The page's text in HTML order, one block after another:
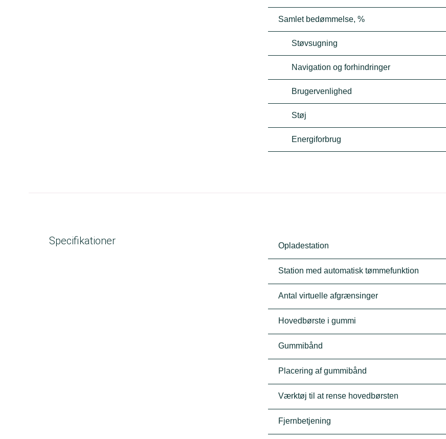
Samlet bedømmelse, %
Støvsugning
Navigation og forhindringer
Brugervenlighed
Støj
Energiforbrug
Specifikationer Opladestation
Station med automatisk tømmefunktion
Antal virtuelle afgrænsinger
Hovedbørste i gummi
Gummibånd
Placering af gummibånd
Værktøj til at rense hovedbørsten
Fjernbetjening